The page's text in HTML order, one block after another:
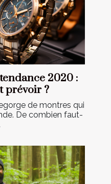
2020 :
prévoir ?
de montres qui
De combien faut-